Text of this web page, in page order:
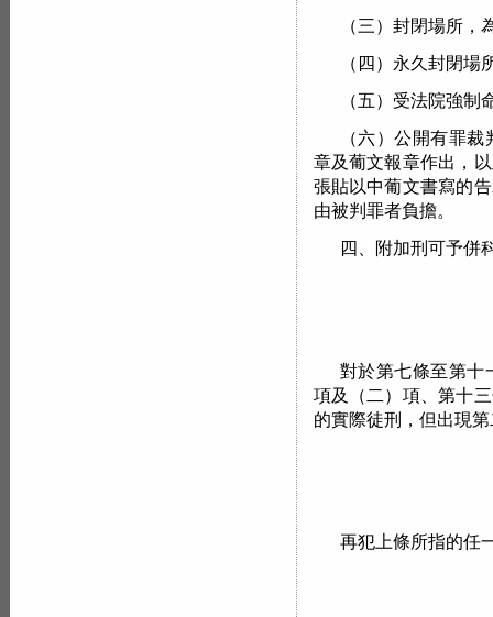
（三）封閉場所，
（四）永久封閉場
（五）受法院強制
（六）公開有罪
章及葡文報章作出，
張貼以中葡文書寫的
由被判罪者負擔。
四、附加刑可予併
對於第七條至第十
項及（二）項、第十
的實際徒刑，但出現
再犯上條所指的任